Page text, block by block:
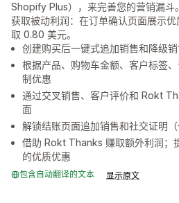
Shopify Plus），来完善您的营销漏
获取被动利润：在订单确认页面展示
取 0.80 美元。
创建购买后一键式追加销售和降级
根据产品、购物车金额、客户标签
制优惠
通过交叉销售、客户评价和 Rokt
面
解锁结账页面追加销售和社交证明
借助 Rokt Thanks 赚取额外利润；
的优质优惠
包含自动翻译的文本 显示原文